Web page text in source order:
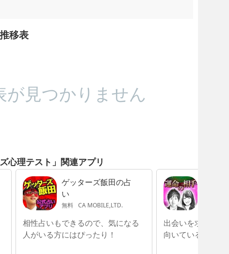
移表
が見つかりません
心理テスト」関連アプリ
ゲッターズ飯田の占
い
無料 CA MOBILE,LTD.
相性占いもできるので、気になる
人がいる方にはぴったり！
出会いを求めてい
向いている